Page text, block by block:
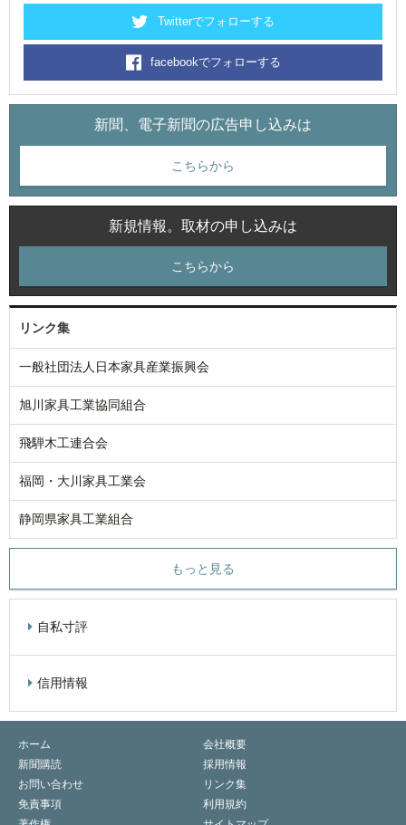
Twitterでフォローする
facebookでフォローする
新聞、電子新聞の広告申し込みは
こちらから
新規情報。取材の申し込みは
こちらから
リンク集
一般社団法人日本家具産業振興会
旭川家具工業協同組合
飛騨木工連合会
福岡・大川家具工業会
静岡県家具工業組合
もっと見る
自私寸評
信用情報
ホーム
会社概要
新聞購読
採用情報
お問い合わせ
リンク集
免責事項
利用規約